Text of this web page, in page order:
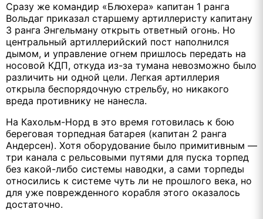
Сразу же командир «Блюхера» капитан 1 ранга
Вольдаг приказал старшему артиллеристу капитану
3 ранга Энгельману открыть ответный огонь. Но
центральный артиллерийский пост наполнился
дымом, и управление огнем пришлось передать на
носовой КДП, откуда из-за тумана невозможно было
различить ни одной цели. Легкая артиллерия
открыла беспорядочную стрельбу, но никакого
вреда противнику не нанесла.
На Кахольм-Норд в это время готовилась к бою
береговая торпедная батарея (капитан 2 ранга
Андерсен). Хотя оборудование было примитивным —
три канала с рельсовыми путями для пуска торпед
без какой-либо системы наводки, а сами торпеды
относились к системе чуть ли не прошлого века, но
для уже поврежденного корабля этого оказалось
достаточно.